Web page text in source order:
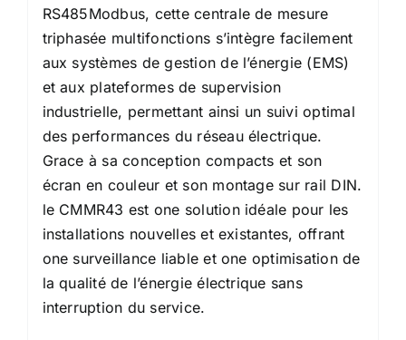
RS485Modbus, cette centrale de mesure
triphasée multifonctions s’intègre facilement
aux systèmes de gestion de l’énergie (EMS)
et aux plateformes de supervision
industrielle, permettant ainsi un suivi optimal
des performances du réseau électrique.
Grace à sa conception compacts et son
écran en couleur et son montage sur rail DIN.
le CMMR43 est one solution idéale pour les
installations nouvelles et existantes, offrant
one surveillance liable et one optimisation de
la qualité de l’énergie électrique sans
interruption du service.